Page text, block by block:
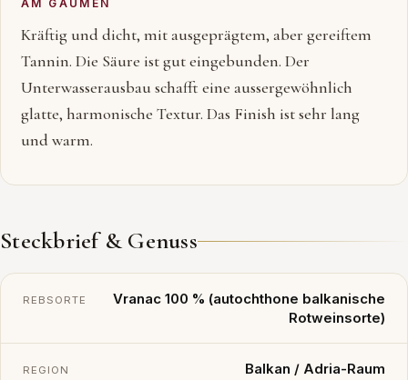
AM GAUMEN
Kräftig und dicht, mit ausgeprägtem, aber gereiftem
Tannin. Die Säure ist gut eingebunden. Der
Unterwasserausbau schafft eine aussergewöhnlich
glatte, harmonische Textur. Das Finish ist sehr lang
und warm.
Steckbrief & Genuss
REBSORTE
Vranac 100 % (autochthone balkanische
Rotweinsorte)
REGION Balkan / Adria-Raum